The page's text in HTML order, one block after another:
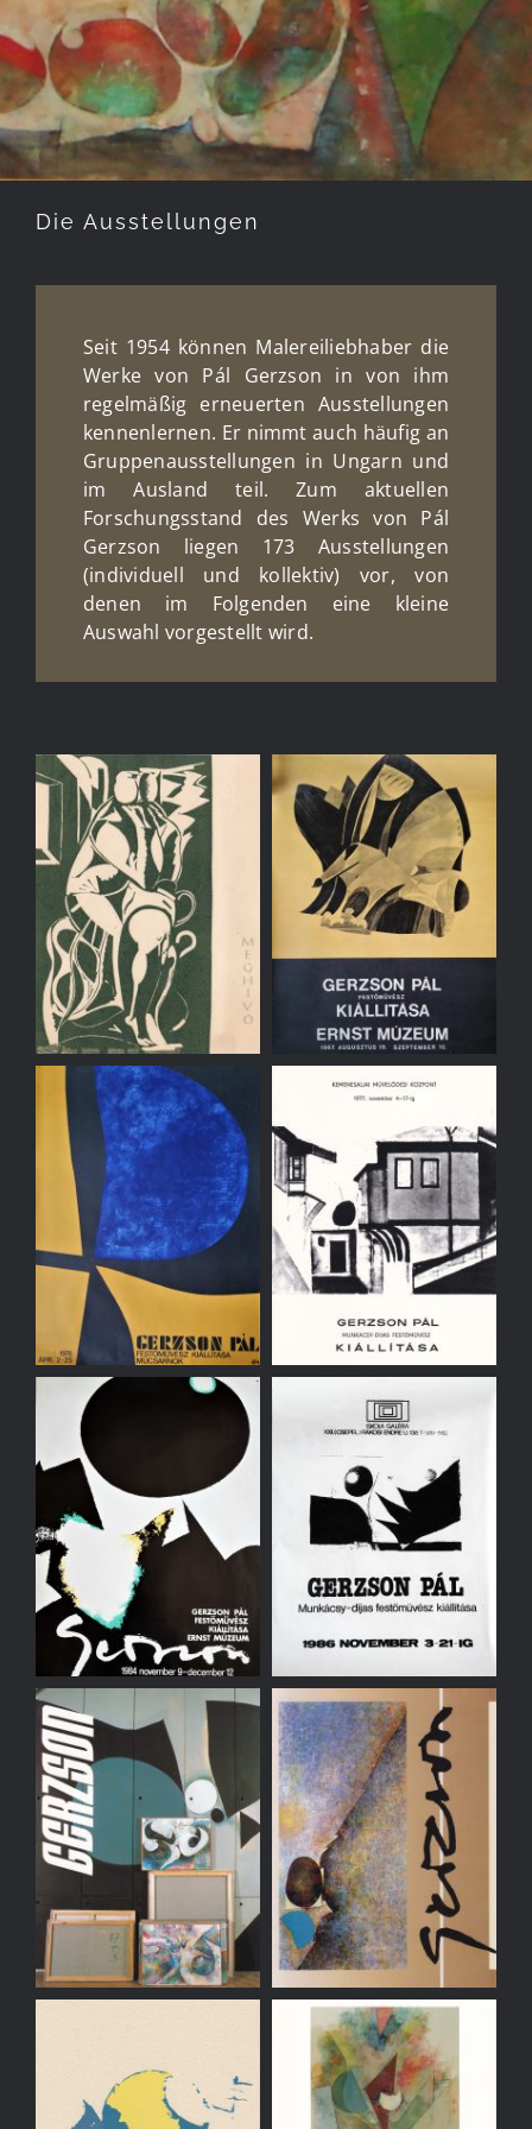
Die Ausstellungen
Seit 1954 können Malereiliebhaber die
Werke von Pál Gerzson in von ihm
regelmäßig erneuerten Ausstellungen
kennenlernen. Er nimmt auch häufig an
Gruppenausstellungen in Ungarn und
im Ausland teil. Zum aktuellen
Forschungsstand des Werks von Pál
Gerzson liegen 173 Ausstellungen
(individuell und kollektiv) vor, von
denen im Folgenden eine kleine
Auswahl vorgestellt wird.